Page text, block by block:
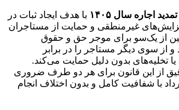
تمدید اجاره سال ۱۴۰۵
با هدف ایجاد ثبات در
غیرمنطقی و حمایت از مستاجران
از یک‌سو برای موجر حق و حقوق
سوی دیگر مستاجر را در برابر
یا تخلیه‌های بدون دلیل حمایت می‌کند.
از این قانون برای هر دو طرف ضروری
با شفافیت کامل و بدون اختلاف انجام